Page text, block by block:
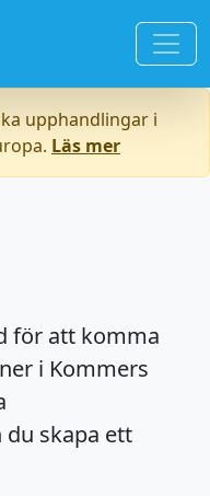
upphandlingar i
Läs mer
för att komma
i Kommers
skapa ett